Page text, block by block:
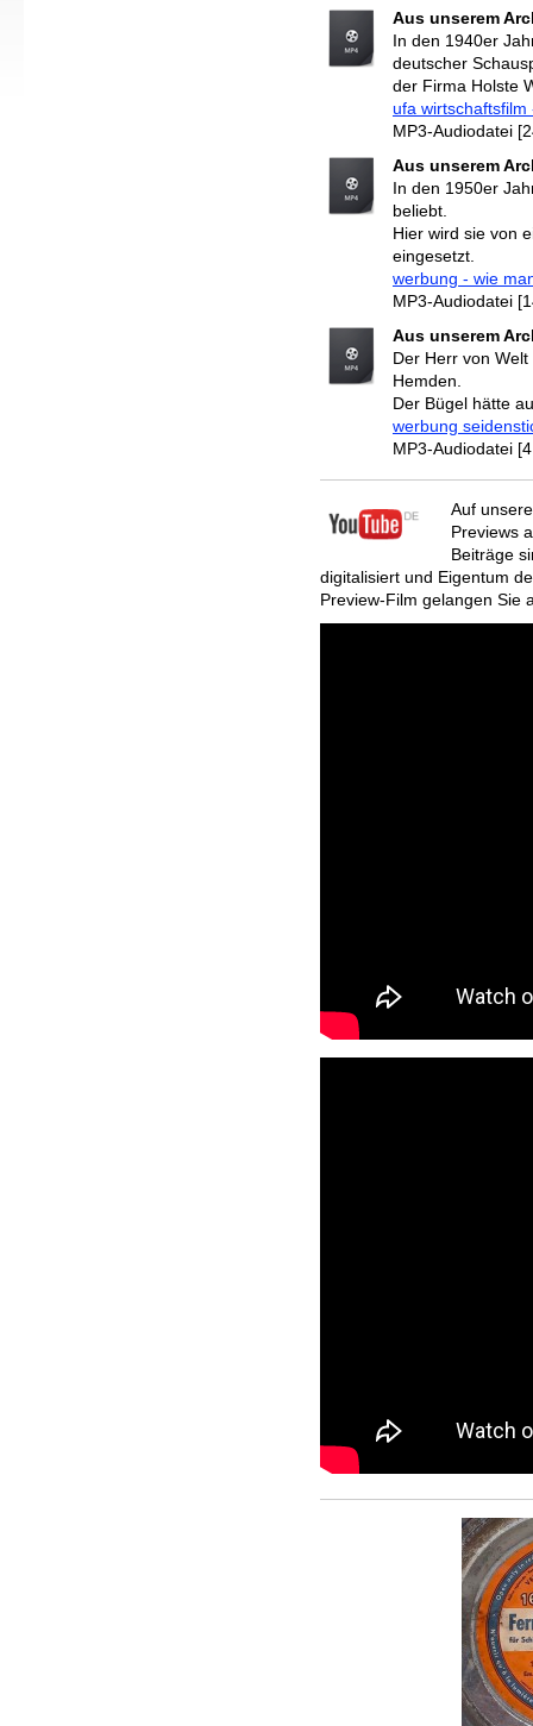
Aus unserem
In den 1940er
deutscher
der Firma Holste
ufa
MP3-Audiodatei
Aus unserem
In den 1950er
beliebt.
Hier wird sie von
eingesetzt.
werbung - wie
MP3-Audiodatei
Aus unserem
Der Herr von
Hemden.
Der Bügel hätte
werbung
MP3-Audiodatei
Auf
Previews
Beiträge
digitalisiert und Eigentum
Preview-Film gelangen Sie